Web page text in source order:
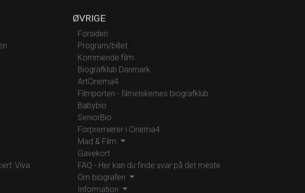
Viva
ØVRIGE
Forsiden
Program/billet
Kommende film
Biografklub Danmark
ArtCinema4
Filmporten - filmelskernes biografklub
Babybio
SeniorBio
Forpremierer i Cinema4
Mad & Film
Gavekort
FAQ - Her kan du finde svar på det meste
Om biografen
Information